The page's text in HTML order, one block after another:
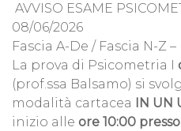
AVVISO ESAME
08/06/2026
Fascia A-De / Fascia N-Z
La prova di Psicometria I
(prof.ssa Balsamo) si
modalità cartacea
IN UN
inizio alle ore 10:00